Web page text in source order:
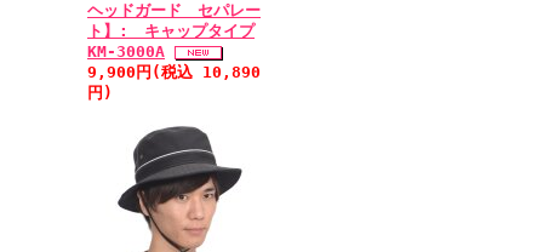
ヘッドガード セパレー
ト】: キャップタイプ
KM-3000A
9,900円(税込 10,890
円)